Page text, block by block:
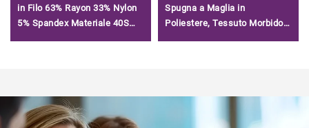
in Filo 63% Rayon 33% Nylon
5% Spandex Materiale 40S
Spugna a Maglia in
Poliestere, Tessuto Morbido